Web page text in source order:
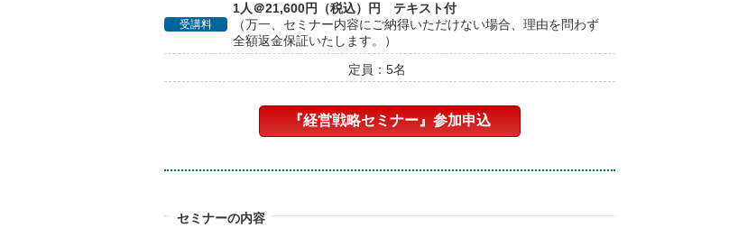
受講料
1人＠21,600円（税込）円 テキスト付
（万一、セミナー内容にご納得いただけない場合、理由を問わず
全額返金保証いたします。）
定員：5名
『経営戦略セミナー』参加申込
セミナーの内容